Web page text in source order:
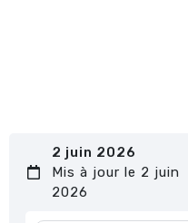
2 juin 2026
Mis à jour le 2 juin
2026